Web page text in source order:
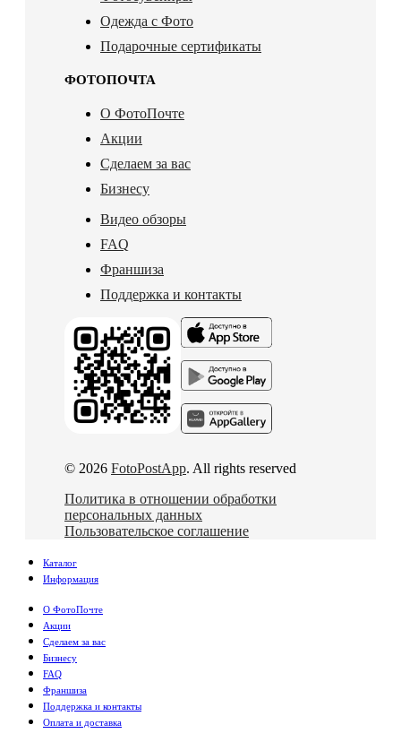
Одежда с Фото
Подарочные сертификаты
ФОТОПОЧТА
О ФотоПочте
Акции
Сделаем за вас
Бизнесу
Видео обзоры
FAQ
Франшиза
Поддержка и контакты
© 2026 FotoPostApp. All rights reserved
Политика в отношении обработки
персональных данных
Пользовательское соглашение
Каталог
Информация
О ФотоПочте
Акции
Сделаем за вас
Бизнесу
FAQ
Франшиза
Поддержка и контакты
Оплата и доставка